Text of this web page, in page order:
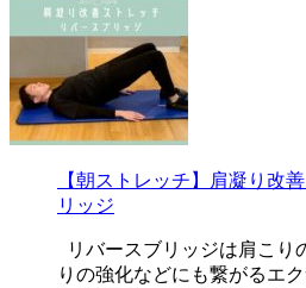
【朝ストレッチ】肩凝り改
リッジ
リバースブリッジは肩こり
りの強化などにも繋がるエ